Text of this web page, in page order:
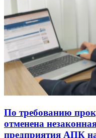
По требованию
отменена
предприятия АПК